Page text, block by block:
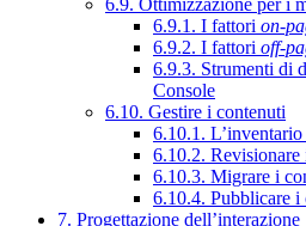
6.9. Ottimizzazione per i
6.9.1. I fattori on-
6.9.2. I fattori off-
6.9.3. Strumenti di
Console
6.10. Gestire i contenuti
6.10.1.
6.10.2. Revisionare
6.10.3. Migrare i
6.10.4. Pubblicare i
7. Progettazione dell’interazione